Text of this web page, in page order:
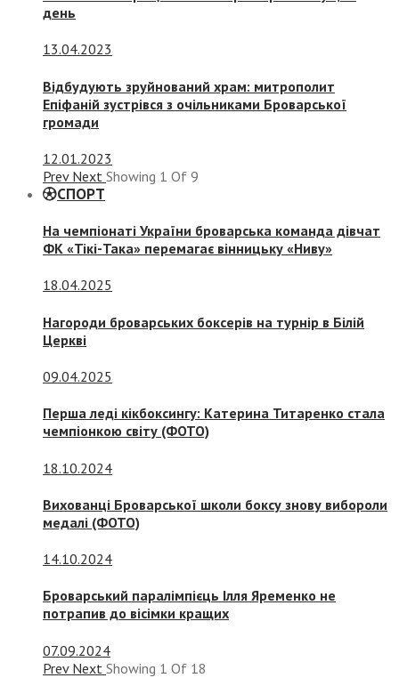
день
13.04.2023
Відбудують зруйнований храм: митрополит
Епіфаній зустрівся з очільниками Броварської
громади
12.01.2023
Prev Next Showing 1 Of 9
СПОРТ
На чемпіонаті України броварська команда дівчат
ФК «Тікі-Така» перемагає вінницьку «Ниву»
18.04.2025
Нагороди броварських боксерів на турнір в Білій
Церкві
09.04.2025
Перша леді кікбоксингу: Катерина Титаренко стала
чемпіонкою світу (ФОТО)
18.10.2024
Вихованці Броварської школи боксу знову вибороли
медалі (ФОТО)
14.10.2024
Броварський паралімпієць Ілля Яременко не
потрапив до вісімки кращих
07.09.2024
Prev Next Showing 1 Of 18